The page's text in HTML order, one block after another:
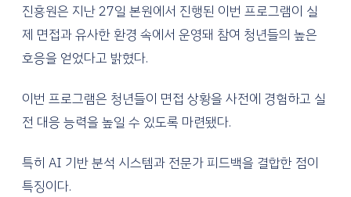
진흥원은 지난 27일 본원에서 진행된 이번 프로그램이 실
제 면접과 유사한 환경 속에서 운영돼 참여 청년들의 높은
호응을 얻었다고 밝혔다.
이번 프로그램은 청년들이 면접 상황을 사전에 경험하고 실
전 대응 능력을 높일 수 있도록 마련됐다.
특히 AI 기반 분석 시스템과 전문가 피드백을 결합한 점이
특징이다.